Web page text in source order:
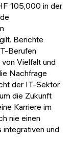
105,000 in der
Berichte
Berufen
Vielfalt und
Nachfrage
der IT-Sektor
die Zukunft
Karriere im
nie einen
integrativen und